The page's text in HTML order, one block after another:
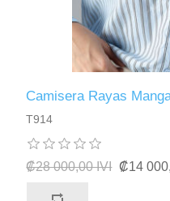
Camisera Rayas
T914
₡28 000,00 IVI ₡14